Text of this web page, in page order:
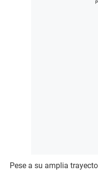
Pese a su amplia